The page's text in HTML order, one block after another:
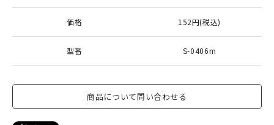
価格 152円(税込)
型番 S-0406m
商品について問い合わせる